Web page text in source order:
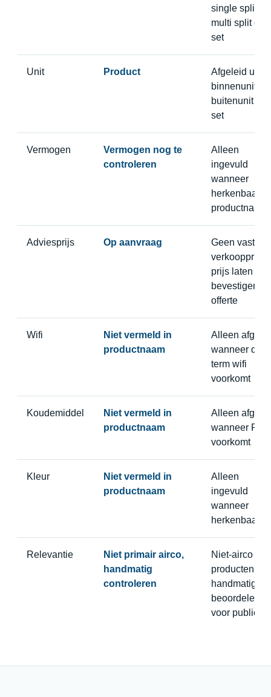
single split,
multi split of
set
Unit Product
Afgeleid uit
binnenunit,
buitenunit of
set
Vermogen
Vermogen nog te
controleren
Alleen
ingevuld
wanneer
herkenbaar in
productnaam
Adviesprijs Op aanvraag
Geen vaste
verkoopprijs,
prijs laten
bevestigen in
offerte
Wifi
Niet vermeld in
productnaam
Alleen
wanneer de
term wifi
voorkomt
Koudemiddel
Niet vermeld in
productnaam
Alleen
wanneer R32
voorkomt
Kleur
Niet vermeld in
productnaam
Alleen
ingevuld
wanneer
herkenbaar
Relevantie
Niet primair airco,
handmatig
controleren
Niet-airco
producten
handmatig
beoordelen
voor